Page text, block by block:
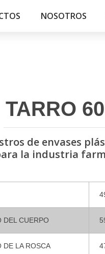
NOSOTROS
TARRO
de envases
la industria
DEL CUERPO
DE LA ROSCA